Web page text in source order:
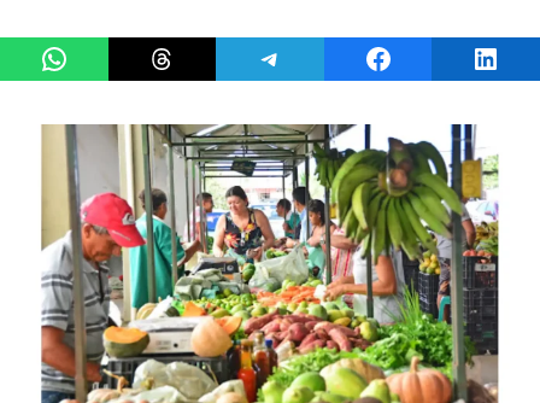
Share on WhatsAppShare on ThreadsShare on TelegramShare on Facebook